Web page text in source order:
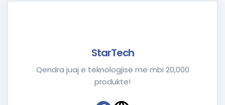
StarTech
Qendra juaj e teknologjisë me mbi 20,000
produkte!